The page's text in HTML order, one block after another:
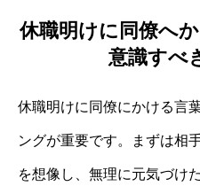
休職明けに同僚へ
意識すべ
休職明けに同僚にかける言
ングが重要です。まずは相
を想像し、無理に元気づけ